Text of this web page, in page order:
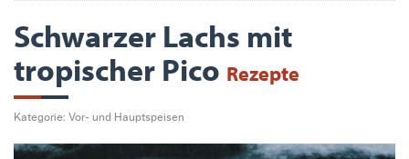
Schwarzer Lachs mit
tropischer Pico Rezepte
Kategorie: Vor- und Hauptspeisen